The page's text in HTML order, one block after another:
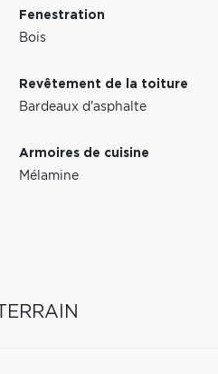
Fenestration
Bois
Revêtement de la toiture
Bardeaux d'asphalte
Armoires de cuisine
Mélamine